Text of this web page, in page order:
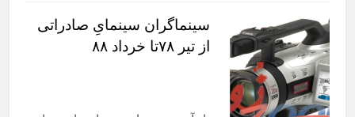
سینماگران سینمایِ صادراتی
از تیر ۷۸تا خرداد ۸۸